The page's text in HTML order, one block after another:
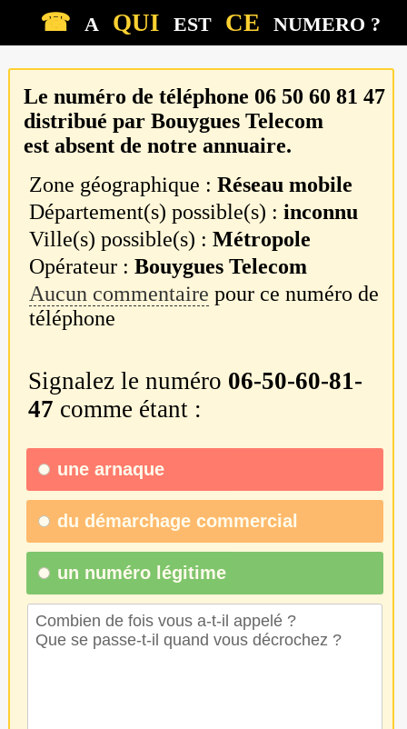
☎ A QUI EST CE NUMERO ?
Le numéro de téléphone 06 50 60 81 47
distribué par Bouygues Telecom
est absent de notre annuaire.
Zone géographique :Réseau mobile
Département(s) possible(s) :inconnu
Ville(s) possible(s) :Métropole
Opérateur :Bouygues Telecom
Aucun commentaire pour ce numéro de
téléphone
Signalez le numéro 06-50-60-81-
47 comme étant :
une arnaque
du démarchage commercial
un numéro légitime